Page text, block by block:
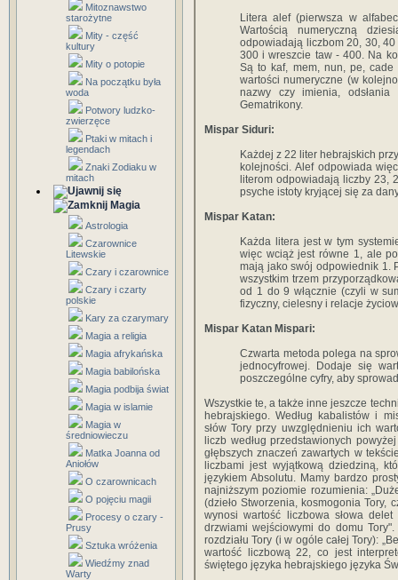
Mitoznawstwo
starożytne
Mity - część
kultury
Mity o potopie
Na początku była
woda
Potwory ludzko-
zwierzęce
Ptaki w mitach i
legendach
Znaki Zodiaku w
mitach
Magia
Astrologia
Czarownice
Litewskie
Czary i czarownice
Czary i czarty
polskie
Kary za czarymary
Magia a religia
Magia afrykańska
Magia babilońska
Magia podbija świat
Magia w islamie
Magia w
średniowieczu
Matka Joanna od
Aniołów
O czarownicach
O pojęciu magii
Procesy o czary -
Prusy
Sztuka wróżenia
Wiedźmy znad
Warty
Litera alef (pierwsza w
Wartością numeryczną
odpowiadają liczbom 20, 30,
300 i wreszcie taw - 400. Na
Są to kaf, mem, nun, pe,
wartości numeryczne (w
nazwy czy imienia,
Gematrikony.
Mispar Siduri:
Każdej z 22 liter hebrajskich
kolejności. Alef odpowiada
literom odpowiadają liczby 23,
psyche istoty kryjącej się za
Mispar Katan:
Każda litera jest w tym
więc wciąż jest równe 1, ale
mają jako swój odpowiednik 1.
wszystkim trzem
od 1 do 9 włącznie (czyli w
fizyczny, cielesny i relacje
Mispar Katan Mispari:
Czwarta metoda polega na
jednocyfrowej. Dodaje się
poszczególne cyfry, aby
Wszystkie te, a także inne jeszcze
hebrajskiego. Według kabalistów i
słów Tory przy uwzględnieniu ich
liczb według przedstawionych
głębszych znaczeń zawartych w
liczbami jest wyjątkową dziedziną,
językiem Absolutu. Mamy bardzo
najniższym poziomie rozumienia:
(dzieło Stworzenia, kosmogonia Tory,
wynosi wartość liczbowa słowa
drzwiami wejściowymi do domu
rozdziału Tory (i w ogóle całej Tory):
wartość liczbową 22, co jest
świętego języka hebrajskiego języka